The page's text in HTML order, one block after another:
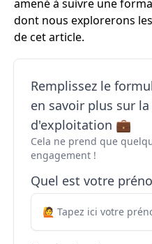
amené à suivre une
dont nous explorerons
de cet article.
Remplissez le
en savoir plus sur
d'exploitation 💼
Cela ne prend que
engagement !
Quel est votre